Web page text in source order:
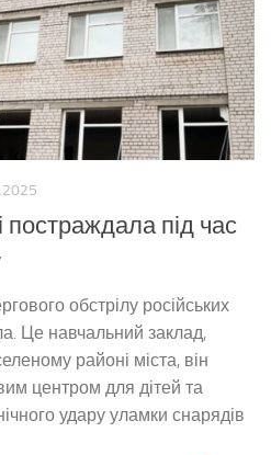
під час
обстрілу російських
Це навчальний заклад,
районі міста, він
центром для дітей та
удару уламки снарядів